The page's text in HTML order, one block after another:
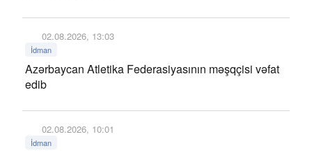
02.08.2026, 13:03
İdman
Azərbaycan Atletika Federasiyasının məşqçisi vəfat
edib
02.08.2026, 10:01
İdman